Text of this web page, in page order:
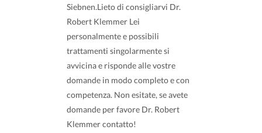
Siebnen.Lieto di consigliarvi Dr.
Robert Klemmer Lei
personalmente e possibili
trattamenti singolarmente si
avvicina e risponde alle vostre
domande in modo completo e con
competenza. Non esitate, se avete
domande per favore Dr. Robert
Klemmer contatto!